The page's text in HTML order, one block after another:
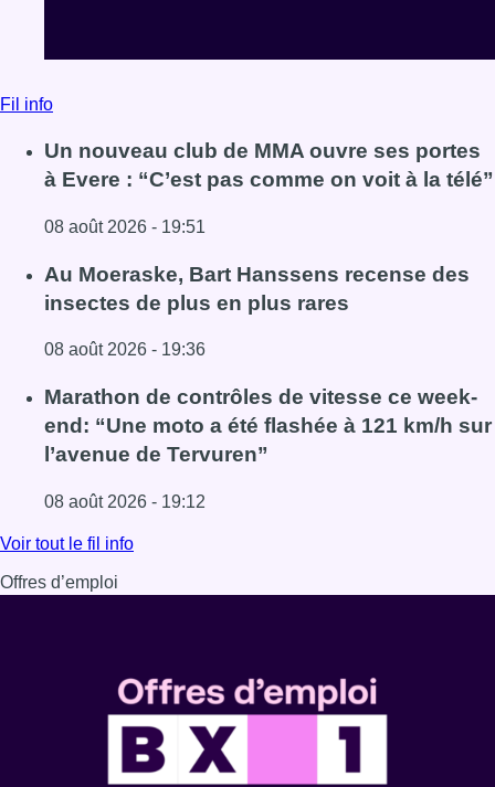
Fil info
Un nouveau club de MMA ouvre ses portes
à Evere : “C’est pas comme on voit à la télé”
08 août 2026 - 19:51
Lire l'article Un nouveau club de MMA ouvre ses portes à
Au Moeraske, Bart Hanssens recense des
insectes de plus en plus rares
08 août 2026 - 19:36
Lire l'article Au Moeraske, Bart Hanssens recense des
Marathon de contrôles de vitesse ce week-
end: “Une moto a été flashée à 121 km/h sur
l’avenue de Tervuren”
08 août 2026 - 19:12
Lire l'article Marathon de contrôles de vitesse ce week-
Voir tout le fil info
Offres d’emploi